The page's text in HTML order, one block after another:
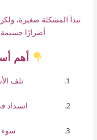
تبدأ المشكلة صغيرة،
أضرارًا جسيمة
أهم
تلف
انسداد
سوء